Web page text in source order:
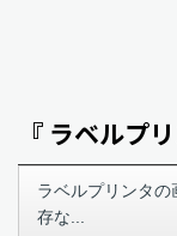
『 ラベルプ
ラベルプリンタ
存な...